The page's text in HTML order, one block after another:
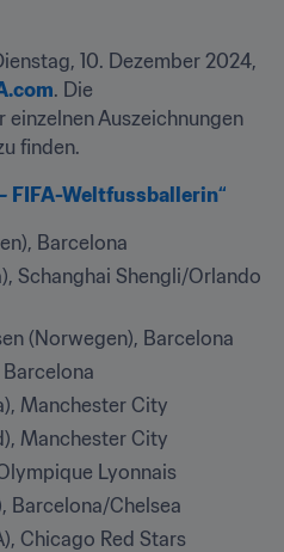
10. Dezember 2024,
. Die
Auszeichnungen
finden.
FIFA-Weltfussballerin“
Barcelona
Schanghai Shengli/Orlando
(Norwegen), Barcelona
Barcelona
Manchester City
Manchester City
Lyonnais
Barcelona/Chelsea
Chicago Red Stars